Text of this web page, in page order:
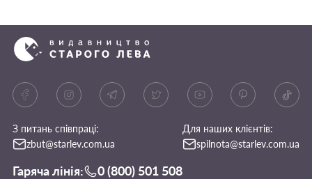
З питань співпраці:
zbut@starlev.com.ua
Для наших клієнтів:
spilnota@starlev.com.ua
Гаряча лінія:
0 (800) 501 508